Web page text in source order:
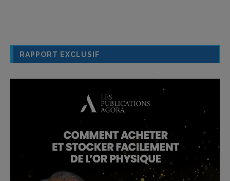
RAPPORT EXCLUSIF